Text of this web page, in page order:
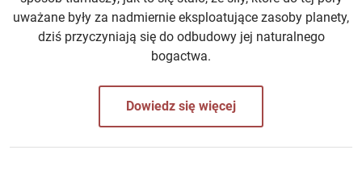
uważane były za nadmiernie eksploatujące zasoby planety,
dziś przyczyniają się do odbudowy jej naturalnego
bogactwa.
Dowiedz się więcej